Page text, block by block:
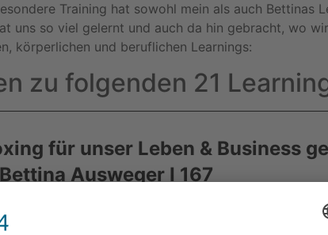
Training hat sowohl mein als auch Bettinas
uns so viel gelernt und auch da hin gebracht, wo
körperlichen und beruflichen Learnings:
zu folgenden 21